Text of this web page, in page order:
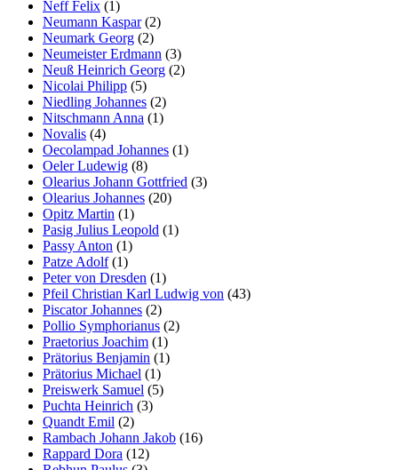
Neff Felix (1)
Neumann Kaspar(2)
Neumark Georg (2)
Neumeister Erdmann (3)
Neuß Heinrich Georg (2)
Nicolai Philipp (5)
Niedling Johannes (2)
Nitschmann Anna (1)
Novalis (4)
Oecolampad Johannes (1)
Oeler Ludewig (8)
Olearius Johann Gottfried (3)
Olearius Johannes (20)
Opitz Martin (1)
Pasig Julius Leopold (1)
Passy Anton (1)
Patze Adolf(1)
Peter von Dresden (1)
Pfeil Christian Karl Ludwig von (43)
Piscator Johannes (2)
Pollio Symphorianus (2)
Praetorius Joachim (1)
Prätorius Benjamin (1)
Prätorius Michael (1)
Preiswerk Samuel (5)
Puchta Heinrich (3)
Quandt Emil (2)
Rambach Johann Jakob (16)
Rappard Dora (12)